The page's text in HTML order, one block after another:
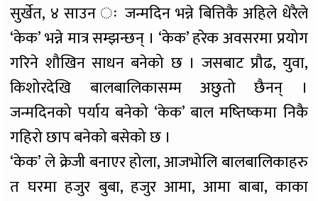
सुर्खेत, ४ साउन ः जन्मदिन भन्ने बित्तिकै अहिले धेरैले
‘केक’ भन्ने मात्र सम्झन्छन् । ‘केक’ हरेक अवसरमा प्रयोग
गरिने शौखिन साधन बनेको छ । जसबाट प्रौढ, युवा,
किशोरदेखि बालबालिकासम्म अछुतो छैनन् ।
जन्मदिनको पर्याय बनेको ‘केक’ बाल मष्तिष्कमा निकै
गहिरो छाप बनेको बसेको छ ।
‘केक’ ले क्रेजी बनाएर होला, आजभोलि बालबालिकाहरु
त घरमा हजुर बुबा, हजुर आमा, आमा बाबा, काका